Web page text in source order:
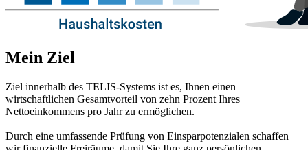
Mein Ziel
Ziel innerhalb des TELIS-Systems ist es, Ihnen einen
wirtschaftlichen Gesamtvorteil von zehn Prozent Ihres
Nettoeinkommens pro Jahr zu ermöglichen.
Durch eine umfassende Prüfung von Einsparpotenzialen schaffen